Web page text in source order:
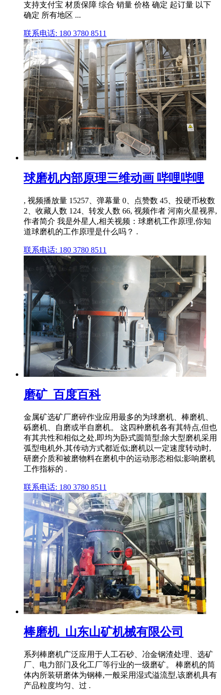
支持支付宝 材质保障 综合 销量 价格 确定 起订量 以下
确定 所有地区 ...
联系电话: 180 3780 8511
球磨机内部原理三维动画 哔哩哔哩
, 视频播放量 15257、弹幕量 0、点赞数 45、投硬币枚数
2、收藏人数 124、转发人数 66, 视频作者 河南火星视界,
作者简介 我是外星人,相关视频：球磨机工作原理,你知
道球磨机的工作原理是什么吗？ .
联系电话: 180 3780 8511
磨矿_百度百科
金属矿选矿厂磨碎作业应用最多的为球磨机、棒磨机、
砾磨机、自磨或半自磨机。 这四种磨机各有其特点,但也
有其共性和相似之处,即均为卧式圆筒型;除大型磨机采用
弧型电机外,其传动方式都近似;磨机以一定速度转动时,
研磨介质和被磨物料在磨机中的运动形态相似;影响磨机
工作指标的 .
联系电话: 180 3780 8511
棒磨机_山东山矿机械有限公司
系列棒磨机广泛应用于人工石砂、冶金钢渣处理、选矿
厂、电力部门及化工厂等行业的一级磨矿。 棒磨机的筒
体内所装研磨体为钢棒,一般采用湿式溢流型,该磨机具有
产品粒度均匀、过 .